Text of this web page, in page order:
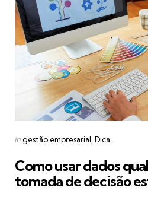
Categories
Posted
ingestão empresarial Dica
Como usar dados
tomada de decisão